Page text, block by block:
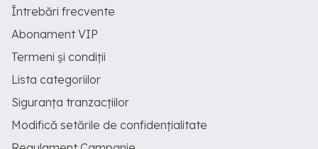
Întrebări frecvente
Abonament VIP
Termeni și condiții
Lista categoriilor
Siguranța tranzacțiilor
Modifică setările de confidențialitate